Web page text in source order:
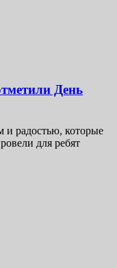
День
и радостью, которые
для ребят